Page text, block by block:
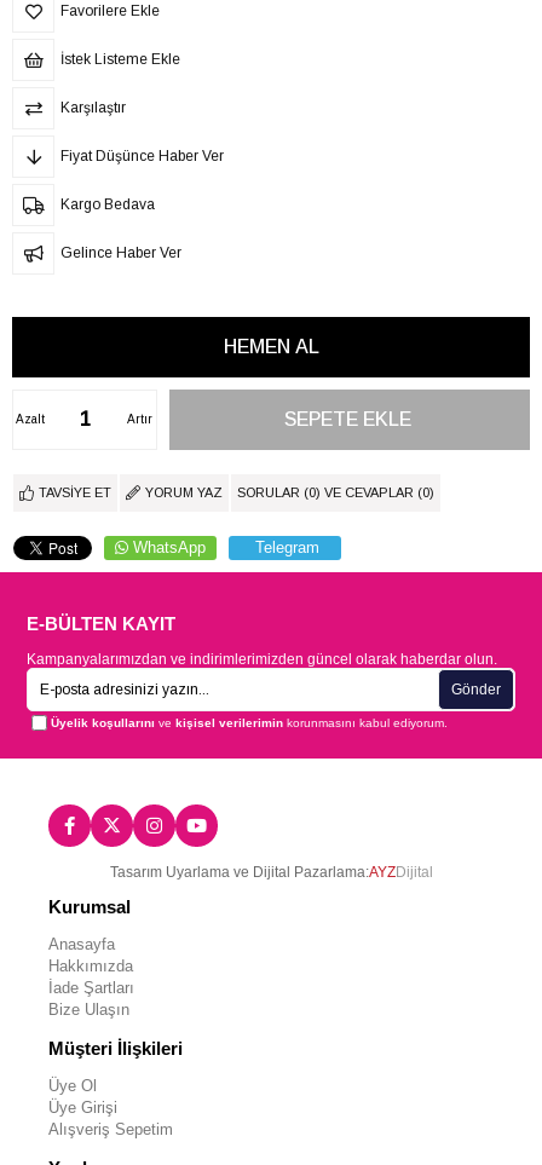
Favorilere Ekle
İstek Listeme Ekle
Karşılaştır
Fiyat Düşünce Haber Ver
Kargo Bedava
Gelince Haber Ver
Artır
Azalt
TAVSIYE ET YORUM YAZ SORULAR (0) VE CEVAPLAR (0)
WhatsApp Telegram
E-BÜLTEN KAYIT
Kampanyalarımızdan ve indirimlerimizden güncel olarak haberdar olun.
Gönder
Üyelik koşullarını vekişisel verilerimin korunmasını kabul ediyorum.
Tasarım Uyarlama ve Dijital Pazarlama:AYZDijital
Kurumsal
Anasayfa
Hakkımızda
İade Şartları
Bize Ulaşın
Müşteri İlişkileri
Üye Ol
Üye Girişi
Alışveriş Sepetim